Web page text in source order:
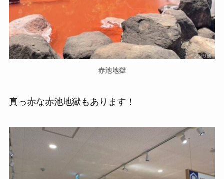
赤池地獄
真っ赤な赤池地獄もあります！